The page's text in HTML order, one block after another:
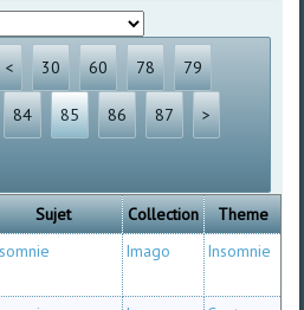
< 30 60 78 79
84 85 86 87 >
Sujet Collection
Theme
Imago Insomnie